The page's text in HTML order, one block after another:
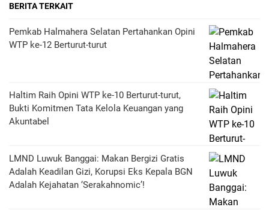
BERITA TERKAIT
Pemkab Halmahera Selatan Pertahankan Opini
WTP ke-12 Berturut-turut
Haltim Raih Opini WTP ke-10 Berturut-turut,
Bukti Komitmen Tata Kelola Keuangan yang
Akuntabel
LMND Luwuk Banggai: Makan Bergizi Gratis
Adalah Keadilan Gizi, Korupsi Eks Kepala BGN
Adalah Kejahatan ‘Serakahnomic’!